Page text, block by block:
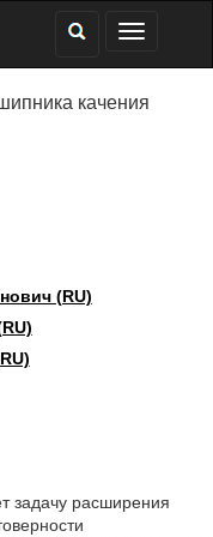
качения
(RU)
задачу расширения